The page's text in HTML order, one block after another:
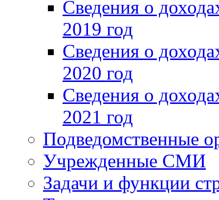
Сведения о
2019 год
Сведения о
2020 год
Сведения о
2021 год
Подведомственные
Учрежденные СМИ
Задачи и функции